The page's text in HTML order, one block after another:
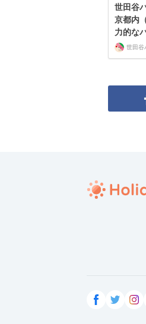
世田谷
京都内
力的な